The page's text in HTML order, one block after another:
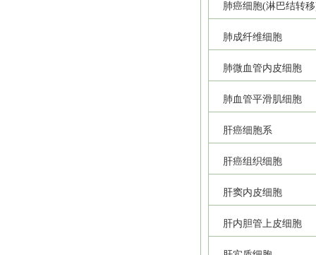
肺癌细胞(淋巴结转
肺成纤维细胞
肺微血管内皮细胞
肺血管平滑肌细胞
肝癌细胞系
肝癌组织细胞
肝窦内皮细胞
肝内胆管上皮细胞